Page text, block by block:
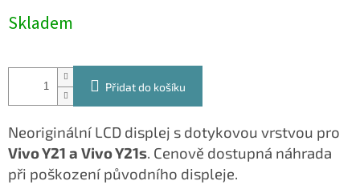
cena:
Skladem
Přidat do košíku
Neoriginální LCD displej s dotykovou vrstvou pro
Vivo Y21 a Vivo Y21s. Cenově dostupná náhrada
při poškození původního displeje.